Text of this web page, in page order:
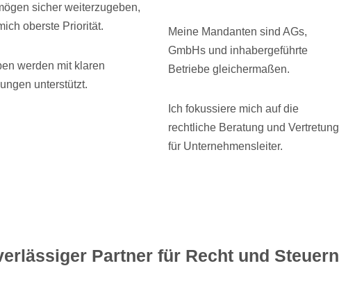
sicher weiterzugeben,
oberste Priorität.
werden mit klaren
unterstützt.
Meine Mandanten sind AGs,
GmbHs und inhabergeführte
Betriebe gleichermaßen.
Ich fokussiere mich auf die
rechtliche Beratung und Vertretung
für Unternehmensleiter.
Partner für Recht und Steuern